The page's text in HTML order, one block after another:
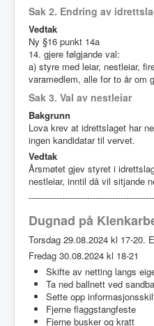
Sak 2. Endring av
Vedtak
Ny §16 punkt 14a
14. gjere følgjande val:
a) styre med leiar, nestleiar,
varamedlem, alle for to år om
Sak 3. Val av nestleiar
Bakgrunn
Lova krev at idrettslaget har
ingen kandidatar til vervet.
Vedtak
Årsmøtet gjev styret i
nestleiar, inntil då vil sitjande
Dugnad på
Torsdag 29.08.2024 kl 17-20.
Fredag 30.08.2024 kl 18-21
Skifte av netting langs
Ta ned ballnett ved
Sette opp
Fjerne flaggstangfeste
Fjerne busker og kratt